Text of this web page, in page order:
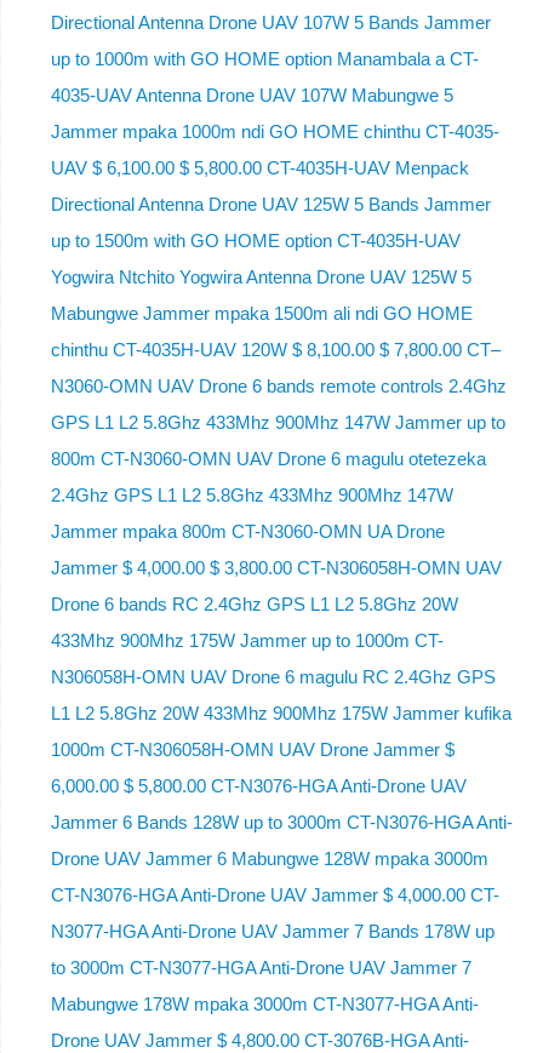
Directional Antenna Drone UAV 107W 5 Bands Jammer
up to 1000m with GO HOME option Manambala a CT-
4035-UAV Antenna Drone UAV 107W Mabungwe 5
Jammer mpaka 1000m ndi GO HOME chinthu CT-4035-
UAV $ 6,100.00 $ 5,800.00 CT-4035H-UAV Menpack
Directional Antenna Drone UAV 125W 5 Bands Jammer
up to 1500m with GO HOME option CT-4035H-UAV
Yogwira Ntchito Yogwira Antenna Drone UAV 125W 5
Mabungwe Jammer mpaka 1500m ali ndi GO HOME
chinthu CT-4035H-UAV 120W $ 8,100.00 $ 7,800.00 CT–
N3060-OMN UAV Drone 6 bands remote controls 2.4Ghz
GPS L1 L2 5.8Ghz 433Mhz 900Mhz 147W Jammer up to
800m CT-N3060-OMN UAV Drone 6 magulu otetezeka
2.4Ghz GPS L1 L2 5.8Ghz 433Mhz 900Mhz 147W
Jammer mpaka 800m CT-N3060-OMN UA Drone
Jammer $ 4,000.00 $ 3,800.00 CT-N306058H-OMN UAV
Drone 6 bands RC 2.4Ghz GPS L1 L2 5.8Ghz 20W
433Mhz 900Mhz 175W Jammer up to 1000m CT-
N306058H-OMN UAV Drone 6 magulu RC 2.4Ghz GPS
L1 L2 5.8Ghz 20W 433Mhz 900Mhz 175W Jammer kufika
1000m CT-N306058H-OMN UAV Drone Jammer $
6,000.00 $ 5,800.00 CT-N3076-HGA Anti-Drone UAV
Jammer 6 Bands 128W up to 3000m CT-N3076-HGA ​​Anti-
Drone UAV Jammer 6 Mabungwe 128W mpaka 3000m
CT-N3076-HGA ​​Anti-Drone UAV Jammer $ 4,000.00 CT-
N3077-HGA Anti-Drone UAV Jammer 7 Bands 178W up
to 3000m CT-N3077-HGA Anti-Drone UAV Jammer 7
Mabungwe 178W mpaka 3000m CT-N3077-HGA Anti-
Drone UAV Jammer $ 4,800.00 CT-3076B-HGA Anti-